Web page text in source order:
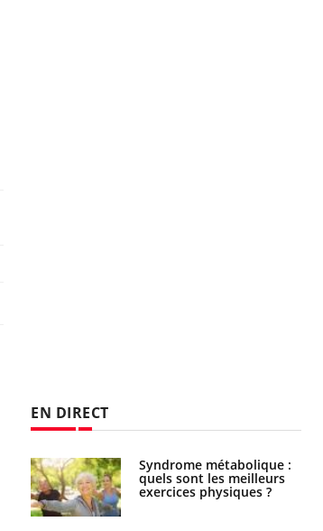
EN DIRECT
Syndrome métabolique :
quels sont les meilleurs
exercices physiques ?
Mortalité infantile : un
rapport s’interroge sur
son taux élevé en France